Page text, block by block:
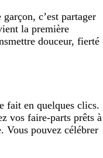
c’est partager
la première
douceur, fierté
fait en quelques clics.
vos faire-parts prêts à
Vous pouvez célébrer